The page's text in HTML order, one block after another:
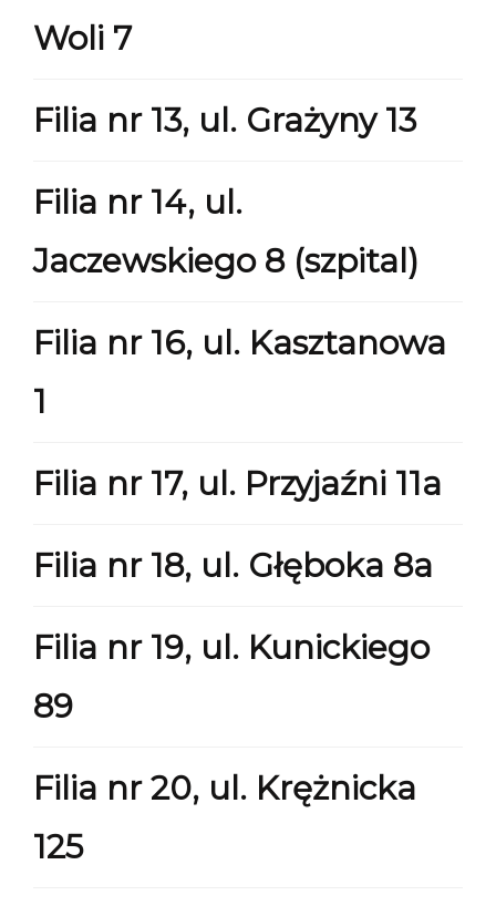
Woli 7
Filia nr 13, ul. Grażyny 13
Filia nr 14, ul.
Jaczewskiego 8 (szpital)
Filia nr 16, ul. Kasztanowa
1
Filia nr 17, ul. Przyjaźni 11a
Filia nr 18, ul. Głęboka 8a
Filia nr 19, ul. Kunickiego
89
Filia nr 20, ul. Krężnicka
125